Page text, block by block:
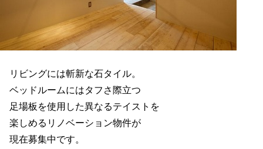
リビングには斬新な石タイル。
ベッドルームにはタフさ際立つ
足場板を使用した異なるテイストを
楽しめるリノベーション物件が
現在募集中です。